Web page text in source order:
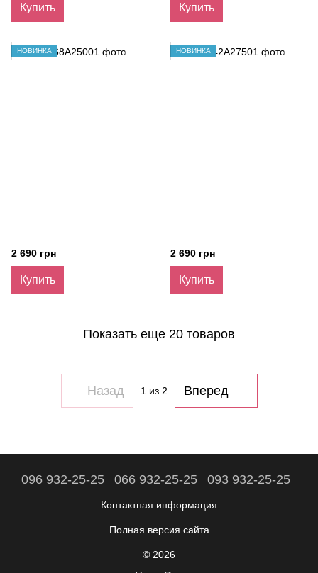
Купить Купить
НОВИНКА
2 690 грн
Купить
НОВИНКА
2 690 грн
Купить
Показать еще 20 товаров
Назад 1из 2 Вперед
096 932-25-25 066 932-25-25 093 932-25-25
Контактная информация
Полная версия сайта
© 2026